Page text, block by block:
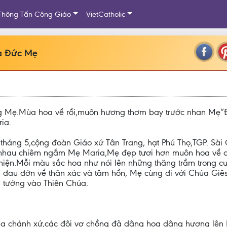
Tấn Công Giáo VietCatholic
Đức Mẹ
hoa về rồi,muôn hương thơm bay trước nhan
5,cộng đoàn Giáo xứ Tân Trang, hạt Phú Thọ,TGP.
chiêm ngắm Mẹ Maria,Mẹ đẹp tươi hơn muôn hoa
màu sắc hoa như nói lên những thăng trầm trong
đớn về thân xác và tâm hồn, Mẹ cùng đi với Chúa
vào Thiên Chúa.
chánh xứ,các đôi vợ chồng đã dâng hoa dâng hương